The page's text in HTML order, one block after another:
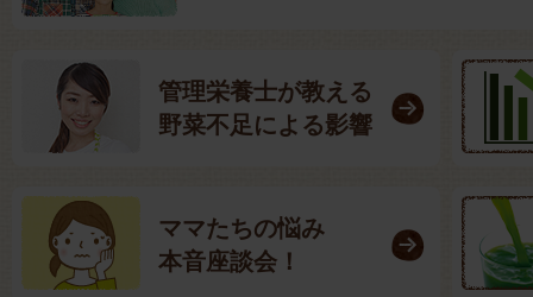
管理栄養士が教える
野菜不足による影響
ママたちの悩み
本音座談会！